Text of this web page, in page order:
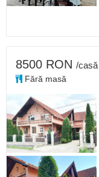
8500 RON /casă
Fără masă